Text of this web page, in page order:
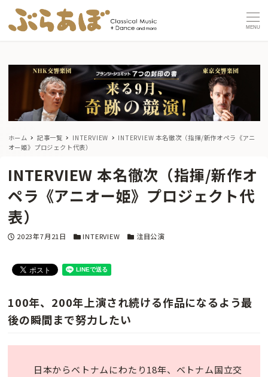
MENU
ホーム 記事一覧 INTERVIEW
INTERVIEW 本名徹次（指揮/新作オペラ《アニ
オー姫》プロジェクト代表）
INTERVIEW 本名徹次（指揮/新作オ
ペラ《アニオー姫》プロジェクト代
表）
投稿日
2023年7月21日 カテゴリー
INTERVIEW カテゴリー
注目公演
100年、200年上演され続ける作品になるよう最
後の瞬間まで努力したい
日本からベトナムにわたり18年、ベトナム国立交